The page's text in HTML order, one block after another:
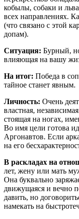
кобылы, собаки и
всех направлениях.
(что связано с этой
допам).
Ситуация: Бурный,
влияющая на вашу
На итог: Победа в
тайное станет явным.
Личность: Очень
властная,
стоящая на ногах,
Во имя цели готова
Аргонавтов. Если
на его
В раскладах на
лет, жену или мать
Она буквально
движущаяся и вечно
давить, но
намекать на